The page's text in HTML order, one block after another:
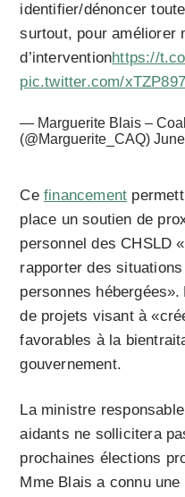
identifier/dénoncer
surtout, pour améliorer
d’interventionhttps://
pic.twitter.com/
— Marguerite Blais –
(@Marguerite_CAQ)
Cefinancement
place un soutien de
personnel des CHSLD
rapporter des
personnes
de projets visant à
favorables à la
gouvernement.
La ministre
aidants ne sollicitera
prochaines élections
Mme Blais a connu